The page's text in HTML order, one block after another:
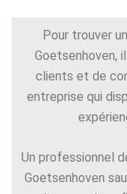
Pour trouver
Goetsenhoven,
clients et de
entreprise qui
Un professionnel
Goetsenhoven